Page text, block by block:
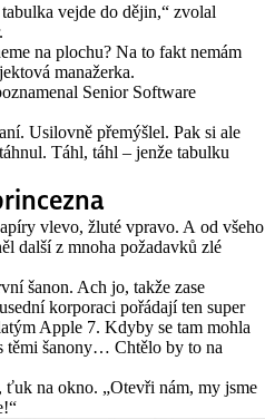
vejde do dějin,“ zvolal
na plochu? Na to fakt nemám
manažerka.
Senior Software
Usilovně přemýšlel. Pak si ale
Táhl, táhl – jenže tabulku
vlevo, žluté vpravo. A od všeho
další z mnoha požadavků zlé
šanon. Ach jo, takže zase
korporaci pořádají ten super
Apple 7. Kdyby se tam mohla
těmi šanony… Chtělo by to na
na okno. „Otevři nám, my jsme